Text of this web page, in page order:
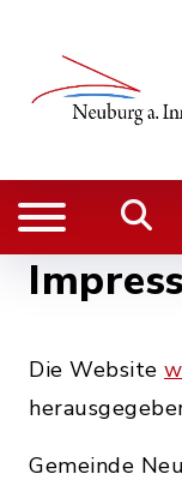
Die Website
Gemeinde